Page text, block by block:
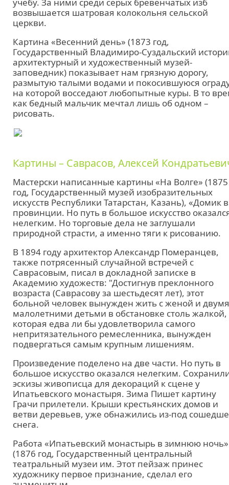
возвышается шатровая колокольня сельской
церкви.
Картина «Весенний день» (1873 год,
Государственный Владимиро-Суздальский
архитектурный и художественный музей-
заповедник) показывает нам грязную дорогу,
размытую талыми водами и покосившуюся
на которой восседают любопытные куры. В то
как бедный мальчик мечтал лишь об одном –
рисовать.
Картины – Саврасов, Алексей
Мастерски написанные картины «На Волге» (1875
год, Государственный музей изобразительных
искусств Республики Татарстан, Казань), «Домик в
провинции. Но путь в большое искусство
нелегким. Но торговые дела не заглушали
природной страсти, а именно тяги к рисованию.
В 1894 году архитектор Александр Померанцев,
также потрясенный случайной встречей с
Саврасовым, писал в докладной записке в
Академию художеств: "Достигнув преклонного
возраста (Саврасову за шестьдесят лет), этот
больной человек вынужден жить с женой и двумя
малолетними детьми в обстановке столь жалкой,
которая едва ли бы удовлетворила самого
непритязательного ремесленника, вынужден
подвергаться самым крупным лишениям.
Произведение поделено на две части. Но путь в
большое искусство оказался нелегким.
эскизы живописца для декораций к сцене у
Ипатьевского монастыря. Зима Пишет картину
Грачи прилетели. Крыши крестьянских домов и
ветви деревьев, уже обнажились из-под
снега.
Работа «Ипатьевский монастырь в зимнюю ночь»
(1876 год, Государственный центральный
театральный музеи им. Этот пейзаж принес
художнику первое признание, сделал его